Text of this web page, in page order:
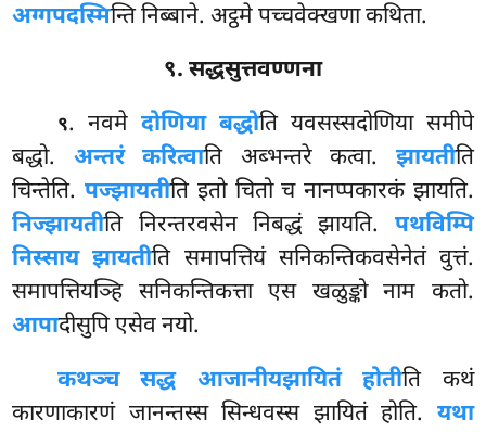
अग्गपदस्मिन्ति निब्बाने. अट्ठमे पच्चवेक्खणा कथिता.
९. सद्धसुत्तवण्णना
९. नवमे दोणिया बद्धोति यवसस्सदोणिया समीपे
बद्धो. अन्तरं करित्वाति अब्भन्तरे कत्वा. झायतीति
चिन्तेति. पज्झायतीति इतो चितो च नानप्पकारकं झायति.
निज्झायतीति निरन्तरवसेन निबद्धं झायति. पथविम्पि
निस्साय झायतीति समापत्तियं सनिकन्तिकवसेनेतं वुत्तं.
समापत्तियञ्हि सनिकन्तिकत्ता एस खळुङ्को नाम कतो.
आपादीसुपि एसेव नयो.
कथञ्च सद्ध आजानीयझायितं होतीति कथं
कारणाकारणं जानन्तस्स सिन्धवस्स झायितं होति. यथा